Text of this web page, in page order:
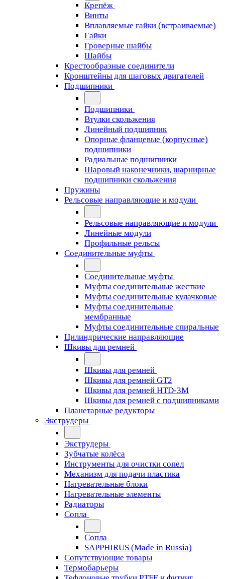
Крепёж
Винты
Вплавляемые гайки (встраиваемые)
Гайки
Гроверные шайбы
Шайбы
Крестообразные соединители
Кронштейны для шаговых двигателей
Подшипники
Подшипники
Втулки скольжения
Линейный подшипник
Опорные фланцевые (корпусные)
подшипники
Радиальные подшипники
Шаровый наконечники, шарнирные
подшипники скольжения
Пружины
Рельсовые направляющие и модули
Рельсовые направляющие и модули
Линейные модули
Профильные рельсы
Соединительные муфты
Соединительные муфты
Муфты соединительные жесткие
Муфты соединительные кулачковые
Муфты соединительные
мембранные
Муфты соединительные спиральные
Цилиндрические направляющие
Шкивы для ремней
Шкивы для ремней
Шкивы для ремней GT2
Шкивы для ремней HTD-3M
Шкивы для ремней с подшипниками
Планетарные редукторы
Экструдеры
Экструдеры
Зубчатые колёса
Инструменты для очистки сопел
Механизм для подачи пластика
Нагревательные блоки
Нагревательные элементы
Радиаторы
Сопла
Сопла
SAPPHIRUS (Made in Russia)
Сопутствующие товары
Термобарьеры